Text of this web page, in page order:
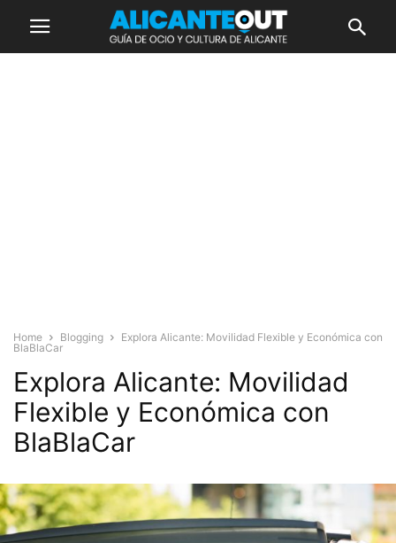
Home Blogging
Explora Alicante: Movilidad Flexible y Económica con
BlaBlaCar
Explora Alicante: Movilidad
Flexible y Económica con
BlaBlaCar